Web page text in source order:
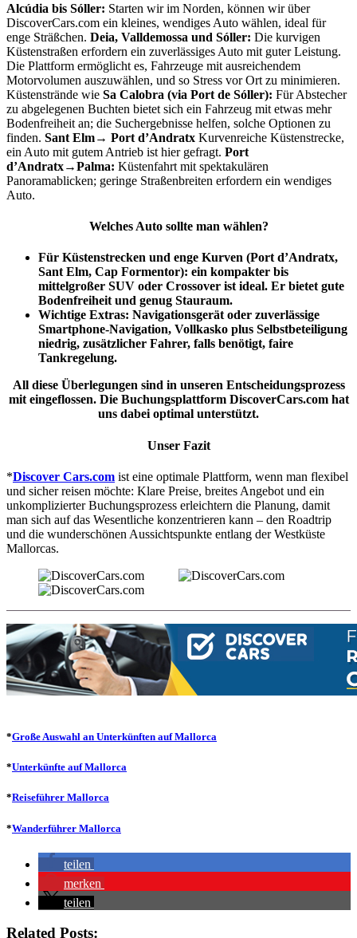
Alcúdia bis Sóller: Starten wir im Norden, können wir über
DiscoverCars.com ein kleines, wendiges Auto wählen, ideal für
enge Sträßchen. Deia, Valldemossa und Sóller: Die kurvigen
Küstenstraßen erfordern ein zuverlässiges Auto mit guter Leistung.
Die Plattform ermöglicht es, Fahrzeuge mit ausreichendem
Motorvolumen auszuwählen, und so Stress vor Ort zu minimieren.
Küstenstrände wie Sa Calobra (via Port de Sóller): Für Abstecher
zu abgelegenen Buchten bietet sich ein Fahrzeug mit etwas mehr
Bodenfreiheit an; die Suchergebnisse helfen, solche Optionen zu
finden. Sant Elm→ Port d’Andratx Kurvenreiche Küstenstrecke,
ein Auto mit gutem Antrieb ist hier gefragt. Port
d’Andratx→Palma: Küstenfahrt mit spektakulären
Panoramablicken; geringe Straßenbreiten erfordern ein wendiges
Auto.
Welches Auto sollte man wählen?
Für Küstenstrecken und enge Kurven (Port d’Andratx,
Sant Elm, Cap Formentor): ein kompakter bis
mittelgroßer SUV oder Crossover ist ideal. Er bietet gute
Bodenfreiheit und genug Stauraum.
Wichtige Extras: Navigationsgerät oder zuverlässige
Smartphone-Navigation, Vollkasko plus Selbstbeteiligung
niedrig, zusätzlicher Fahrer, falls benötigt, faire
Tankregelung.
All diese Überlegungen sind in unseren Entscheidungsprozess
mit eingeflossen. Die Buchungsplattform DiscoverCars.com hat
uns dabei optimal unterstützt.
Unser Fazit
*Discover Cars.com ist eine optimale Plattform, wenn man flexibel
und sicher reisen möchte: Klare Preise, breites Angebot und ein
unkomplizierter Buchungsprozess erleichtern die Planung, damit
man sich auf das Wesentliche konzentrieren kann – den Roadtrip
und die wunderschönen Aussichtspunkte entlang der Westküste
Mallorcas.
*Große Auswahl an Unterkünften auf Mallorca
*Unterkünfte auf Mallorca
*Reiseführer Mallorca
*Wanderführer Mallorca
teilen
merken
teilen
Related Posts: